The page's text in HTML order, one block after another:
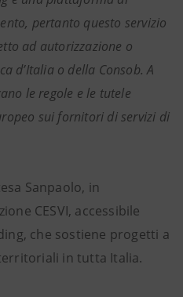
pertanto questo servizio
ad autorizzazione o
d’Italia o della Consob. A
le regole e le tutele
sui fornitori di servizi di
Sanpaolo, in
CESVI, accessibile
che sostiene progetti a
in tutta Italia.